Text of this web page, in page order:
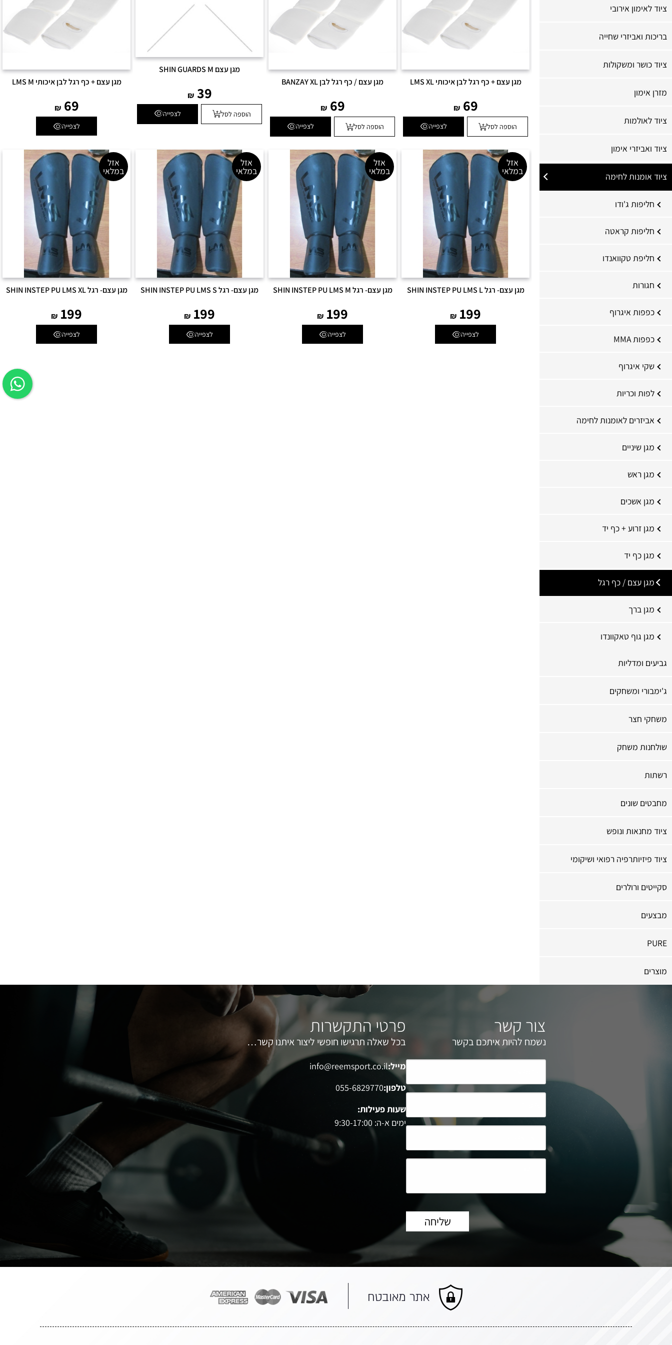
ציוד לאימון אירובי
בריכות ואביזרי שחייה
ציוד כושר ומשקולות
מזרן אימון
ציוד לאולמות
ציוד ואביזרי אימון
ציוד אומנות לחימה
חליפות ג'ודו
חליפות קראטה
חליפת טקוואנדו
חגורות
כפפות איגרוף
כפפות MMA
שקי איגרוף
לפות וכריות
אביזרים לאומנות לחימה
מגן שיניים
מגן ראש
מגן אשכים
מגן זרוע + כף יד
מגן כף יד
מגן עצם / כף רגל
מגן ברך
מגן גוף טאקוונדו
גביעים ומדליות
ג'ימבורי ומשחקים
משחקי חצר
שולחנות משחק
רשתות
מחבטים שונים
ציוד מחנאות ונופש
ציוד פיזיותרפיה רפואי ושיקומי
סקייטים ורולרים
מבצעים
PURE
מוצרים
מגן עצם + כף רגל לבן איכותי LMS XL
69
₪
הוספה לסל לצפייה
מגן עצם / כף רגל לבן BANZAY XL
69
₪
הוספה לסל לצפייה
מגן עצם SHIN GUARDS M
39
₪
הוספה לסל לצפייה
מגן עצם + כף רגל לבן איכותי LMS M
69
₪
לצפייה
אזל
במלאי
מגן עצם- רגל SHIN INSTEP PU LMS L
199
₪
לצפייה
אזל
במלאי
מגן עצם- רגל SHIN INSTEP PU LMS M
199
₪
לצפייה
אזל
במלאי
מגן עצם- רגל SHIN INSTEP PU LMS S
199
₪
לצפייה
אזל
במלאי
מגן עצם- רגל SHIN INSTEP PU LMS XL
199
₪
לצפייה
צור קשר
נשמח להיות איתכם בקשר
פרטי התקשרות
בכל שאלה תרגישו חופשי ליצור איתנו קשר…
מייל:info@reemsport.co.il
טלפון:055-6829770
שעות פעילות:
ימים א-ה: 9:30-17:00